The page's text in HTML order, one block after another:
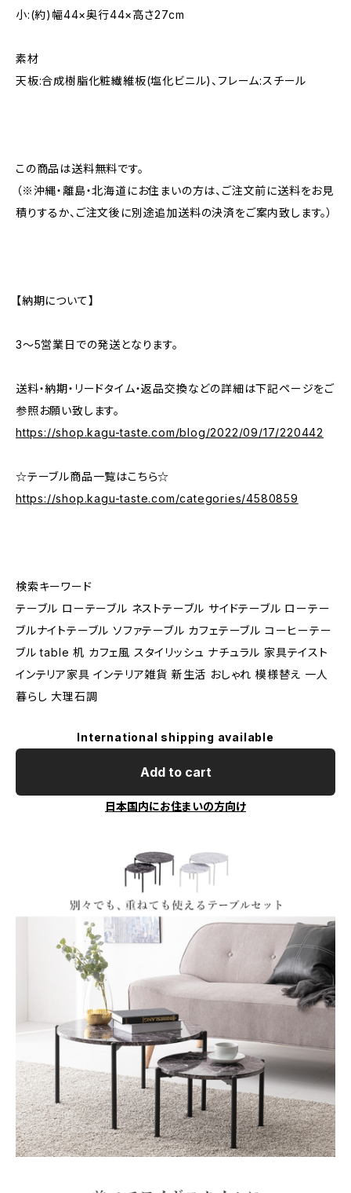
小:(約)幅44×奥行44×高さ27cm
素材
天板:合成樹脂化粧繊維板(塩化ビニル)、フレーム:スチール
この商品は送料無料です。
（※沖縄・離島・北海道にお住まいの方は、ご注文前に送料をお見
積りするか、ご注文後に別途追加送料の決済をご案内致します。）
【納期について】
3〜5営業日での発送となります。
送料・納期・リードタイム・返品交換などの詳細は下記ページをご
参照お願い致します。
https://shop.kagu-taste.com/blog/2022/09/17/220442
☆テーブル商品一覧はこちら☆
https://shop.kagu-taste.com/categories/4580859
検索キーワード
テーブル ローテーブル ネストテーブル サイドテーブル ローテー
ブルナイトテーブル ソファテーブル カフェテーブル コーヒーテー
ブル table 机 カフェ風 スタイリッシュ ナチュラル 家具テイスト
インテリア家具 インテリア雑貨 新生活 おしゃれ 模様替え 一人
暮らし 大理石調
International shipping available
Add to cart
日本国内にお住まいの方向け